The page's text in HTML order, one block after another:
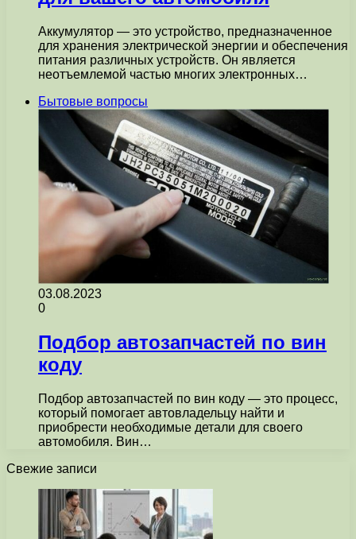
Аккумулятор — это устройство, предназначенное
для хранения электрической энергии и обеспечения
питания различных устройств. Он является
неотъемлемой частью многих электронных…
Бытовые вопросы
03.08.2023
0
Подбор автозапчастей по вин
коду
Подбор автозапчастей по вин коду — это процесс,
который помогает автовладельцу найти и
приобрести необходимые детали для своего
автомобиля. Вин…
Свежие записи